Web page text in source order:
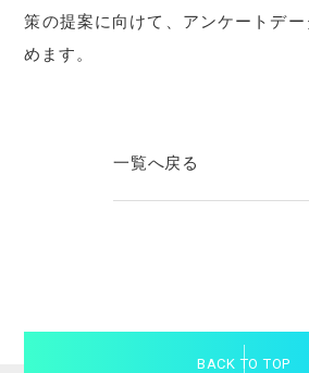
策の提案に向けて、アンケートデ
めます。
一覧へ戻る
BACK TO TOP